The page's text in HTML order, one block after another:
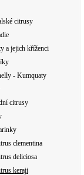
citrusy
a jejich kříženci
- Kumquaty
citrusy
clementina
deliciosa
keraji